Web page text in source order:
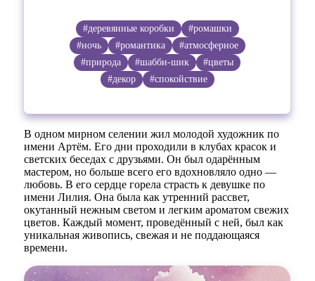
#деревянные коробки
#ромашки
#ночь
#романтика
#атмосферное
#природа
#шабби-шик
#цветы
#декор
#спокойствие
В одном мирном селении жил молодой художник по
имени Артём. Его дни проходили в клубах красок и
светских беседах с друзьями. Он был одарённым
мастером, но больше всего его вдохновляло одно —
любовь. В его сердце горела страсть к девушке по
имени Лилия. Она была как утренний рассвет,
окутанный нежным светом и легким ароматом свежих
цветов. Каждый момент, проведённый с ней, был как
уникальная живопись, свежая и не поддающаяся
времени.